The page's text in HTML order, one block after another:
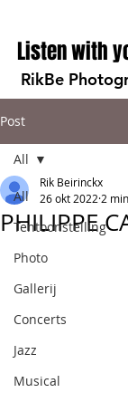
Listen with
RikBe
Post
All
Tentoonstelling
Photo
Gallerij
Concerts
Jazz
Musical
All
PHILIPPE
Rik Beirinckx
26 okt 2022 2